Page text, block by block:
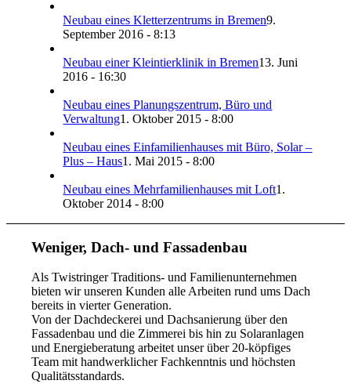
Neubau eines Kletterzentrums in Bremen9.
September 2016 - 8:13
Neubau einer Kleintierklinik in Bremen13. Juni
2016 - 16:30
Neubau eines Planungszentrum, Büro und
Verwaltung1. Oktober 2015 - 8:00
Neubau eines Einfamilienhauses mit Büro, Solar –
Plus – Haus1. Mai 2015 - 8:00
Neubau eines Mehrfamilienhauses mit Loft1.
Oktober 2014 - 8:00
Weniger, Dach- und Fassadenbau
Als Twistringer Traditions- und Familienunternehmen
bieten wir unseren Kunden alle Arbeiten rund ums Dach
bereits in vierter Generation.
Von der Dachdeckerei und Dachsanierung über den
Fassadenbau und die Zimmerei bis hin zu Solaranlagen
und Energieberatung arbeitet unser über 20-köpfiges
Team mit handwerklicher Fachkenntnis und höchsten
Qualitätsstandards.